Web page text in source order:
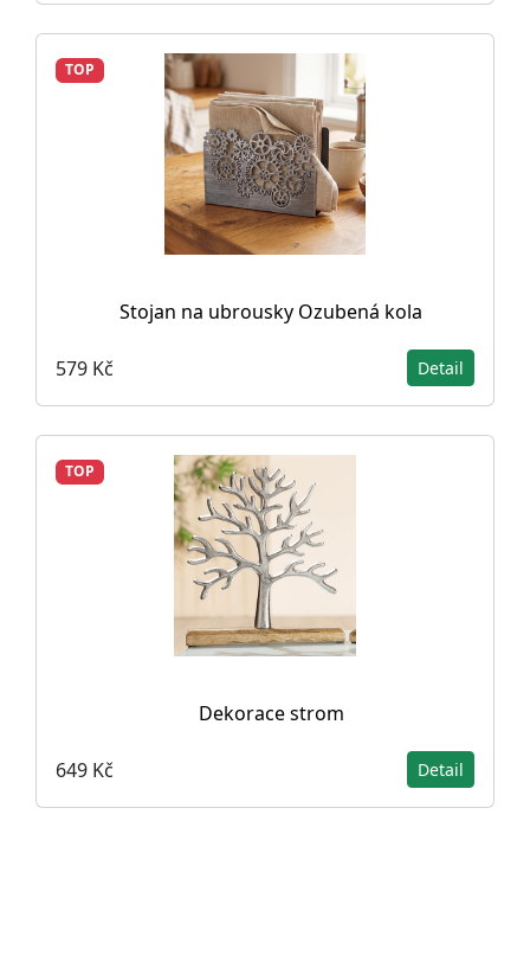
TOP
Stojan na ubrousky Ozubená kola
579 Kč Detail
TOP
Dekorace strom
649 Kč Detail